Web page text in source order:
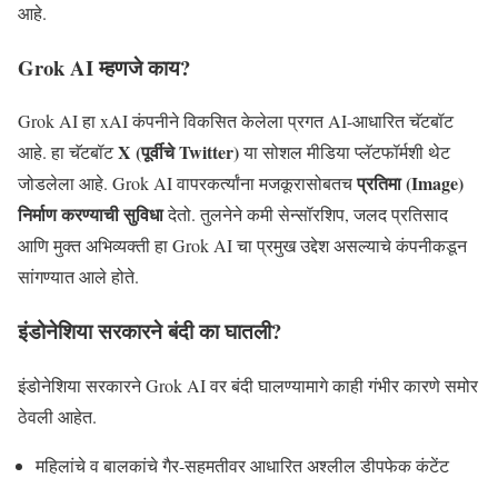
आहे.
Grok AI म्हणजे काय?
Grok AI हा xAI कंपनीने विकसित केलेला प्रगत AI-आधारित चॅटबॉट
आहे. हा चॅटबॉटX (पूर्वीचे Twitter)या सोशल मीडिया प्लॅटफॉर्मशी थेट
जोडलेला आहे. Grok AI वापरकर्त्यांना मजकूरासोबतचप्रतिमा (Image)
निर्माण करण्याची सुविधादेतो. तुलनेने कमी सेन्सॉरशिप, जलद प्रतिसाद
आणि मुक्त अभिव्यक्ती हा Grok AI चा प्रमुख उद्देश असल्याचे कंपनीकडून
सांगण्यात आले होते.
इंडोनेशिया सरकारने बंदी का घातली?
इंडोनेशिया सरकारने Grok AI वर बंदी घालण्यामागे काही गंभीर कारणे समोर
ठेवली आहेत.
महिलांचे व बालकांचे गैर-सहमतीवर आधारित अश्लील डीपफेक कंटेंट